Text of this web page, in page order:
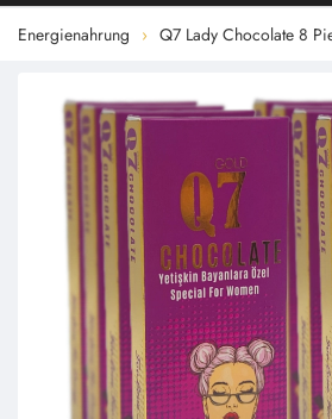
Energienahrung Q7 Lady Chocolate 8